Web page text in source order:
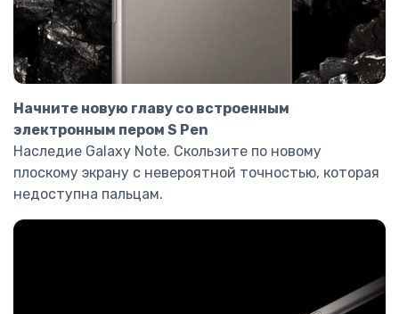
Начните новую главу со встроенным
электронным пером S Pen
Наследие Galaxy Note. Скользите по новому
плоскому экрану с невероятной точностью, которая
недоступна пальцам.